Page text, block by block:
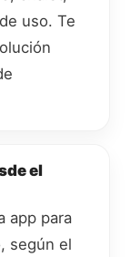
uso. Te
el
app para
según el